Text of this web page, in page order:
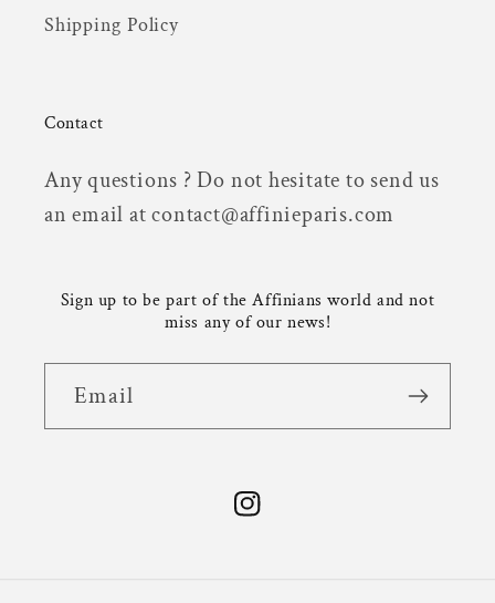
Shipping Policy
Contact
Any questions ? Do not hesitate to send us
an email at contact@affinieparis.com
Sign up to be part of the Affinians world and not
miss any of our news!
Email
Instagram